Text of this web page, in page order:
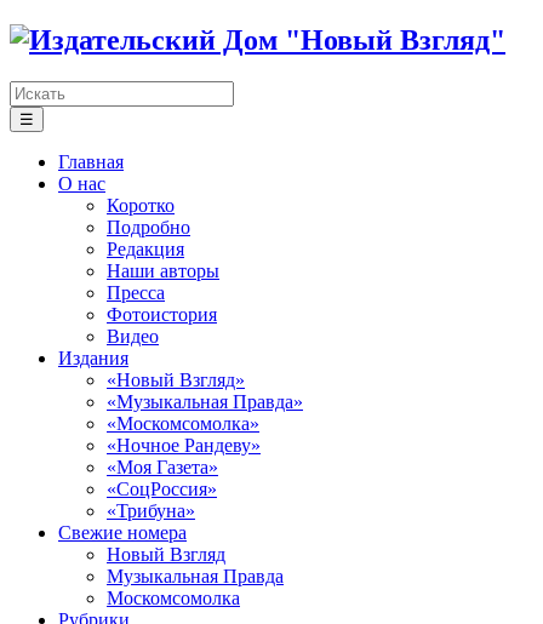
☰
Главная
О нас
Коротко
Подробно
Редакция
Наши авторы
Пресса
Фотоистория
Видео
Издания
«Новый Взгляд»
«Музыкальная Правда»
«Москомсомолка»
«Ночное Рандеву»
«Моя Газета»
«СоцРоссия»
«Трибуна»
Свежие номера
Новый Взгляд
Музыкальная Правда
Москомсомолка
Рубрики